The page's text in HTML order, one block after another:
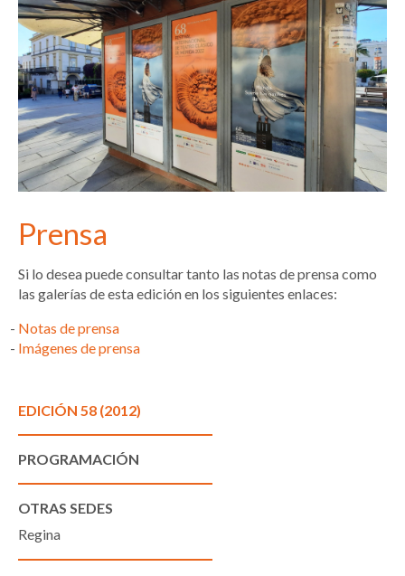
Prensa
Si lo desea puede consultar tanto las notas de prensa como
las galerías de esta edición en los siguientes enlaces:
Notas de prensa
Imágenes de prensa
EDICIÓN 58 (2012)
PROGRAMACIÓN
OTRAS SEDES
Regina